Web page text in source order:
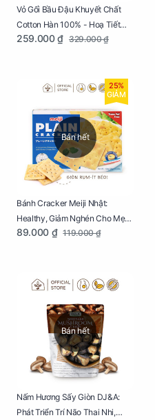
Vỏ Gối Bầu Đậu Khuyết Chất
Cotton Hàn 100% - Hoạ Tiết
Ziczac
259.000 ₫ 329.000 ₫
Bán hết
25%
GIẢM
Bánh Cracker Meiji Nhật:
Healthy, Giảm Nghén Cho Mẹ
Bầu Hộp 104g
89.000 ₫ 119.000 ₫
Bán hết
Nấm Hương Sấy Giòn DJ&A:
Phát Triển Trí Não Thai Nhi,